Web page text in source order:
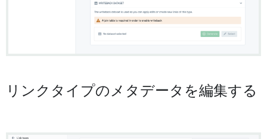
リンクタイプのメタデータを編集する